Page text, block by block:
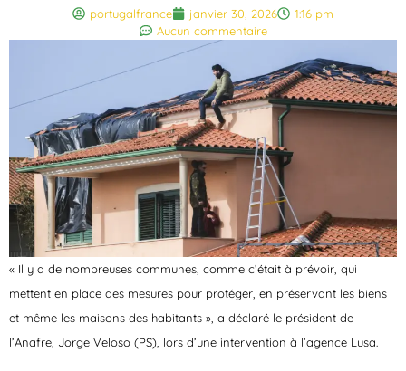
portugalfrance janvier 30, 2026
1:16 pm
Aucun commentaire
« Il y a de nombreuses communes, comme c’était à prévoir, qui
mettent en place des mesures pour protéger, en préservant les biens
et même les maisons des habitants », a déclaré le président de
l’Anafre, Jorge Veloso (PS), lors d’une intervention à l’agence Lusa.